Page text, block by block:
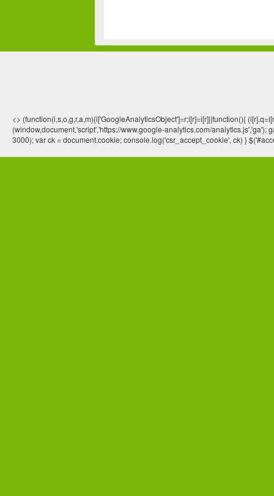
<> (function(i,s,o,g,r,a,m){i['GoogleAnalyticsObject']=r;i[r]=i[r]||function(){
(window,document,'script','https://www.google-analytics.com/
3000); var ck = document.cookie; console.log('csr_accept_cookie', ck) }